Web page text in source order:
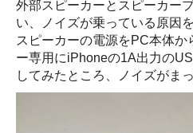
外部スピーカーとスピーカー
い、ノイズが乗っている原因
スピーカーの電源をPC本体か
ー専用にiPhoneの1A出力の
してみたところ、ノイズがま